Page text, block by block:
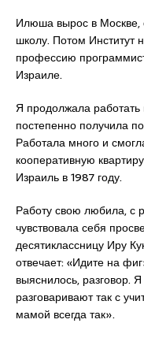
Илюша вырос в
школу. Потом Институт
профессию
Израиле.
Я продолжала
постепенно получила
Работала много и
кооперативную
Израиль в 1987 году.
Работу свою любила, с
чувствовала себя
десятиклассницу Иру
отвечает: «Идите на
выяснилось, разговор.
разговаривают так с
мамой всегда так».